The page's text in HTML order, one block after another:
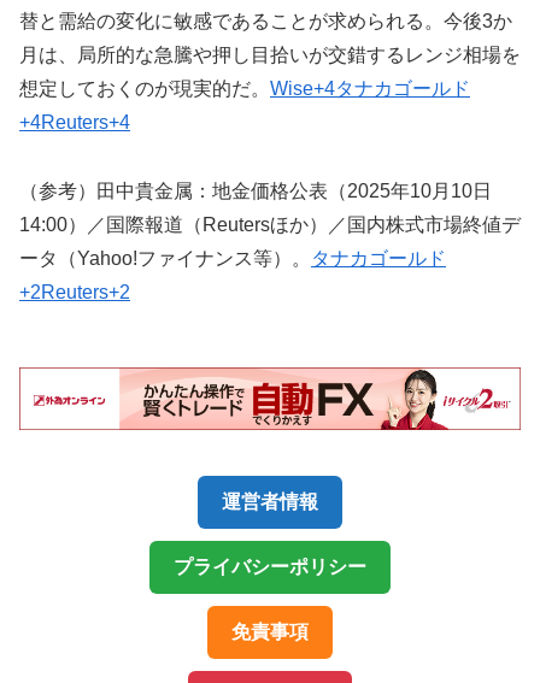
替と需給の変化に敏感であることが求められる。今後3か
月は、局所的な急騰や押し目拾いが交錯するレンジ相場を
想定しておくのが現実的だ。 Wise+4タナカゴールド
+4Reuters+4
（参考）田中貴金属：地金価格公表（2025年10月10日
14:00）／国際報道（Reutersほか）／国内株式市場終値デ
ータ（Yahoo!ファイナンス等）。
タナカゴールド
+2Reuters+2
運営者情報
プライバシーポリシー
免責事項